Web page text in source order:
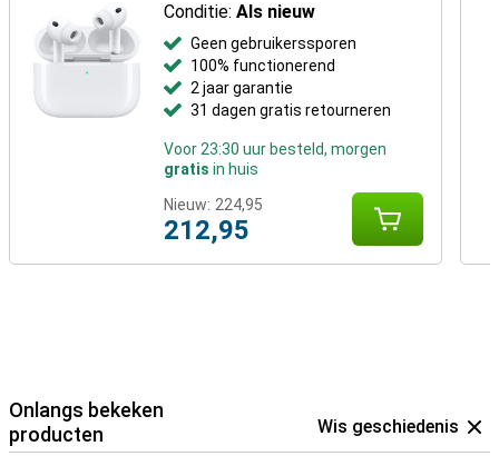
Conditie:Als nieuw
Geen gebruikerssporen
100% functionerend
2 jaar garantie
31 dagen gratis retourneren
Voor 23:30 uur besteld, morgen
gratis in huis
Nieuw: 224,95
212,95
Onlangs bekeken
producten
Wis geschiedenis